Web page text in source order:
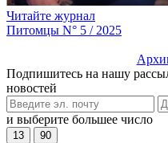
Читайте журнал
Питомцы N° 5 / 2025
Подпишитесь на нашу
новостей
и выберите большее число
13 90